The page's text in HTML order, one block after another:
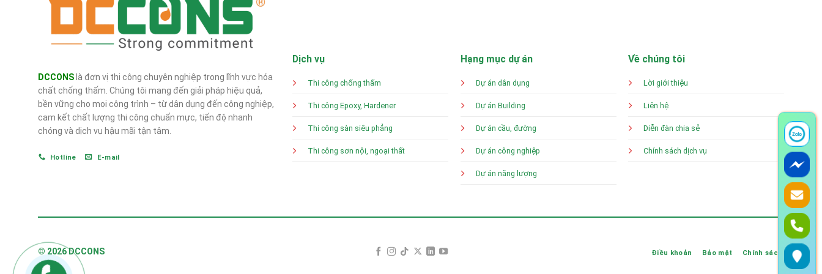
DCCONS là đơn vị thi công chuyên nghiệp trong lĩnh vực hóa
chất chống thấm. Chúng tôi mang đến giải pháp hiệu quả,
bền vững cho mọi công trình – từ dân dụng đến công nghiệp,
cam kết chất lượng thi công chuẩn mực, tiến độ nhanh
chóng và dịch vụ hậu mãi tận tâm.
Hotline E-mail
Dịch vụ
Thi công chống thấm
Thi công Epoxy, Hardener
Thi công sàn siêu phẳng
Thi công sơn nội, ngoại thất
Hạng mục dự án
Dự án dân dụng
Dự án Building
Dự án cầu, đường
Dự án công nghiệp
Dự án năng lượng
Về chúng tôi
Lời giới thiệu
Liên hệ
Diễn đàn chia sẻ
Chính sách dịch vụ
© 2026 DCCONS Điều khoản Bảo mật Chính sách